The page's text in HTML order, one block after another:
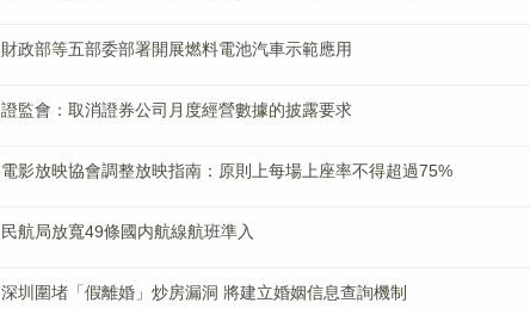
財政部等五部委部署開展燃料電池汽車示範應用
證監會：取消證券公司月度經營數據的披露要求
電影放映協會調整放映指南：原則上每場上座率不得超過75%
民航局放寬49條國内航線航班準入
深圳圍堵「假離婚」炒房漏洞 將建立婚姻信息查詢機制